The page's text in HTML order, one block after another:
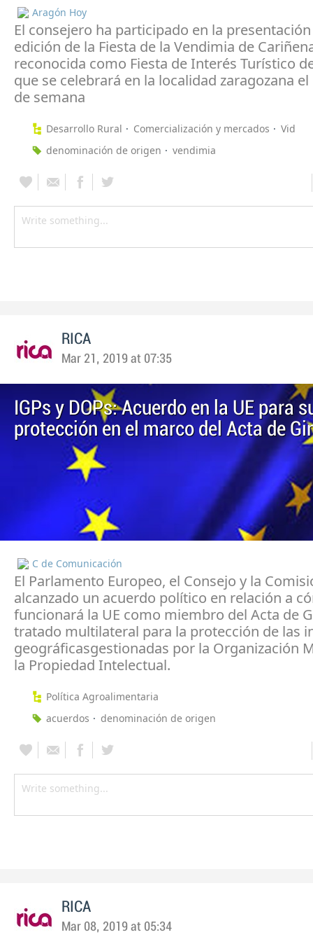
Aragón Hoy
El consejero ha participado en la
edición de la Fiesta de la Vendimia de
reconocida como Fiesta de Interés Turístico
que se celebrará en la localidad zaragozana
de semana
Desarrollo Rural Comercialización y mercados
Vid
denominación de origen
vendimia
RICA
Mar 21, 2019 at 07:35
IGPs y DOPs: Acuerdo en la UE para
protección en el marco del Acta de
C de Comunicación
El Parlamento Europeo, el Consejo y la
alcanzado un acuerdo político en relación a
funcionará la UE como miembro del Acta de
tratado multilateral para la protección de las
geográficasgestionadas por la Organización
la Propiedad Intelectual.
Política Agroalimentaria
acuerdos
denominación de origen
RICA
Mar 08, 2019 at 05:34